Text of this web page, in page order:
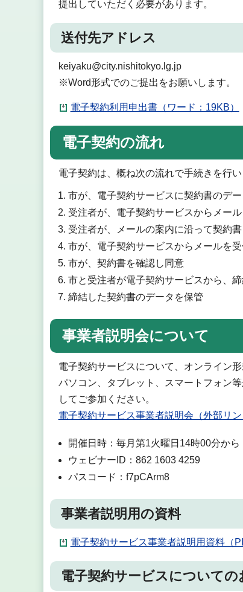
提出していただく必要があります。
送付先アドレス
keiyaku@city.nishitokyo.lg.jp
※Word形式でのご提出をお願いします。
電子契約利用申出書（ワード：19KB）
電子契約の流れ
電子契約は、概ね次の流れで手続きを行い
市が、電子契約サービスに契約書のデ
受注者が、電子契約サービスからメー
受注者が、メールの案内に沿って契約
市が、電子契約サービスからメールを
市が、契約書を確認し同意
市と受注者が電子契約サービスから、
締結した契約書のデータを保管
事業者説明会について
電子契約サービスについて、オンライン
パソコン、タブレット、スマートフォン
してご参加ください。
電子契約サービス事業者説明会（外部リン
開催日時：毎月第1火曜日14時00分から
ウェビナーID：862 1603 4259
パスコード：f7pCArm8
事業者説明用の資料
電子契約サービス事業者説明用資料（
電子契約サービスについての